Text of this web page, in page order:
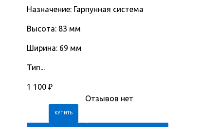
Назначение: Гарпунная система
Высота: 83 мм
Ширина: 69 мм
Тип...
1 100 ₽
Отзывов нет